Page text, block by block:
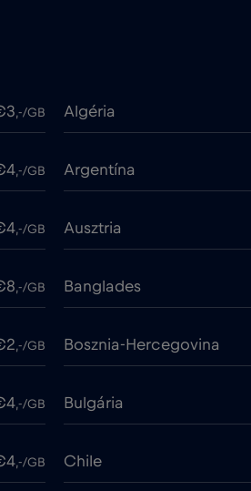
,-/GB Algéria
,-/GB Argentína
,-/GB Ausztria
,-/GB Banglades
,-/GB Bosznia-Hercegovina
,-/GB Bulgária
,-/GB Chile